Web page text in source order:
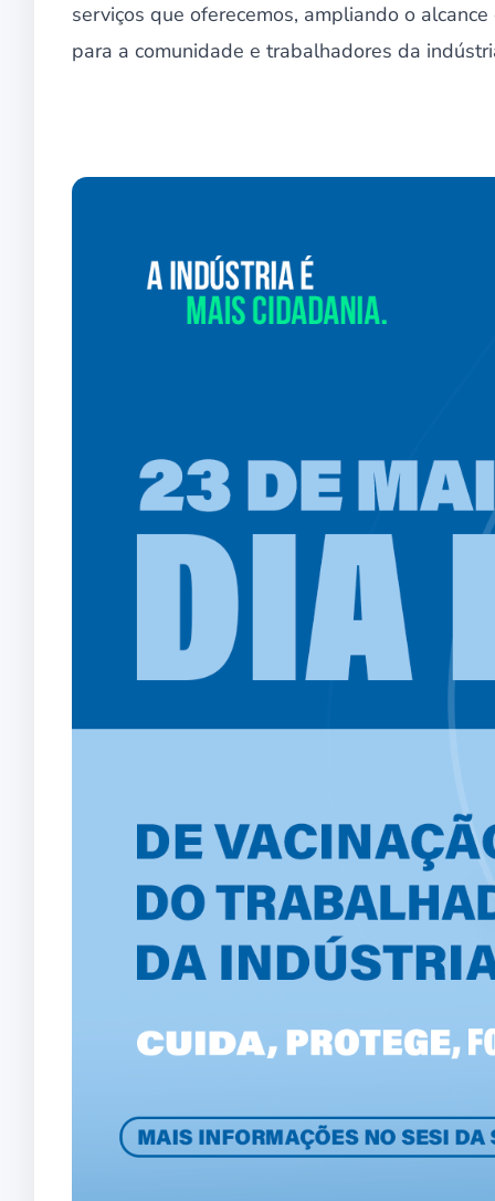
serviços que oferecemos, ampliando o
para a comunidade e trabalhadores da